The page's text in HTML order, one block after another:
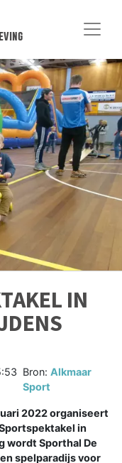
IN
Bron:Alkmaar
Sport
2022 organiseert
in
wordt Sporthal De
spelparadijs voor